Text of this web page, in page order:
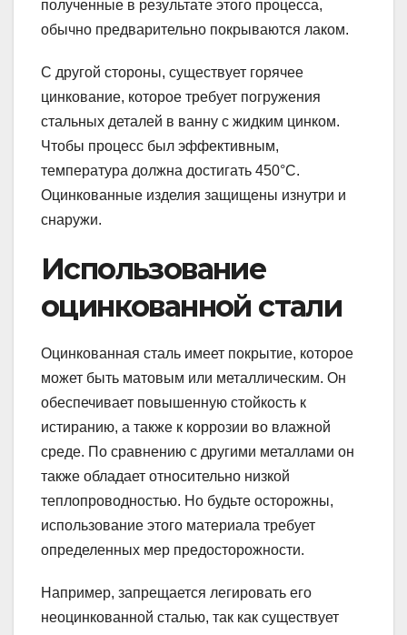
полученные в результате этого процесса,
обычно предварительно покрываются лаком.
С другой стороны, существует горячее
цинкование, которое требует погружения
стальных деталей в ванну с жидким цинком.
Чтобы процесс был эффективным,
температура должна достигать 450°С.
Оцинкованные изделия защищены изнутри и
снаружи.
Использование
оцинкованной стали
Оцинкованная сталь имеет покрытие, которое
может быть матовым или металлическим. Он
обеспечивает повышенную стойкость к
истиранию, а также к коррозии во влажной
среде. По сравнению с другими металлами он
также обладает относительно низкой
теплопроводностью. Но будьте осторожны,
использование этого материала требует
определенных мер предосторожности.
Например, запрещается легировать его
неоцинкованной сталью, так как существует